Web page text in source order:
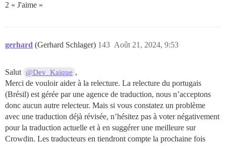
2 « J'aime »
gerhard (Gerhard Schlager) Août 21, 2024, 9:53
143
Salut @Dev_Kaique ,
Merci de vouloir aider à la relecture. La relecture du portugais
(Brésil) est gérée par une agence de traduction, nous n’acceptons
donc aucun autre relecteur. Mais si vous constatez un problème
avec une traduction déjà révisée, n’hésitez pas à voter négativement
pour la traduction actuelle et à en suggérer une meilleure sur
Crowdin. Les traducteurs en tiendront compte la prochaine fois